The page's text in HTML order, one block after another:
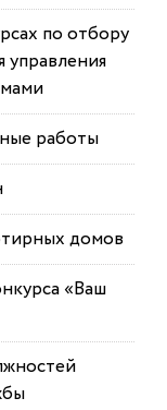
по отбору
работы
домов
«Ваш